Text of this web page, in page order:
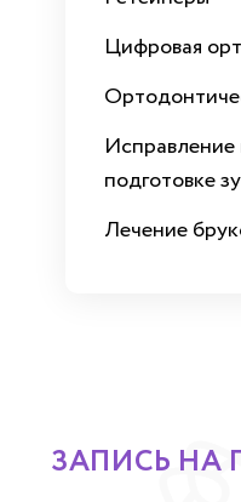
Цифровая
подготовке
Лечение
ЗАПИСЬ НА